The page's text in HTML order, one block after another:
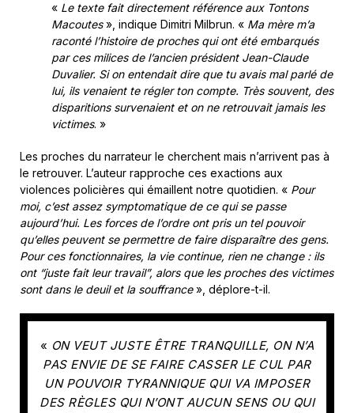
« Le texte fait directement référence aux Tontons
Macoutes», indique Dimitri Milbrun. « Ma mère m’a
raconté l’histoire de proches qui ont été embarqués
par ces milices de l’ancien président Jean-Claude
Duvalier. Si on entendait dire que tu avais mal parlé de
lui, ils venaient te régler ton compte. Très souvent, des
disparitions survenaient et on ne retrouvait jamais les
victimes. »
Les proches du narrateur le cherchent mais n’arrivent pas à
le retrouver. L’auteur rapproche ces exactions aux
violences policières qui émaillent notre quotidien. « Pour
moi, c’est assez symptomatique de ce qui se passe
aujourd’hui. Les forces de l’ordre ont pris un tel pouvoir
qu’elles peuvent se permettre de faire disparaître des gens.
Pour ces fonctionnaires, la vie continue, rien ne change : ils
ont “juste fait leur travail”, alors que les proches des victimes
sont dans le deuil et la souffrance», déplore-t-il.
« ON VEUT JUSTE ÊTRE TRANQUILLE, ON N’A
PAS ENVIE DE SE FAIRE CASSER LE CUL PAR
UN POUVOIR TYRANNIQUE QUI VA IMPOSER
DES RÈGLES QUI N’ONT AUCUN SENS OU QUI